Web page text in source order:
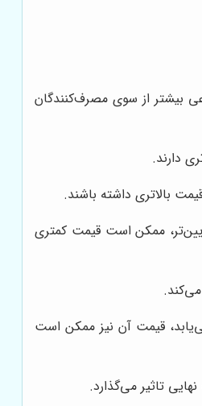
بیشتر از سوی مصرف‌کنندگان
دارند.
بالاتری داشته باشند.
ممکن است قیمت کمتری
قیمت آن نیز ممکن است
تاثیر می‌گذارد.